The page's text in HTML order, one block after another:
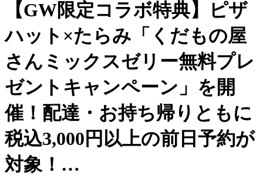
【GW限定コラボ特典】ピザ
ハット×たらみ「くだもの屋
さんミックスゼリー無料プレ
ゼントキャンペーン」を開
催！配達・お持ち帰りともに
税込3,000円以上の前日予約が
対象！…